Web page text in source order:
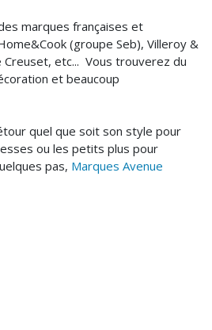
marques françaises et
(groupe Seb), Villeroy &
Creuset, etc... Vous trouverez du
et beaucoup
quel que soit son style pour
ou les petits plus pour
pas, Marques Avenue